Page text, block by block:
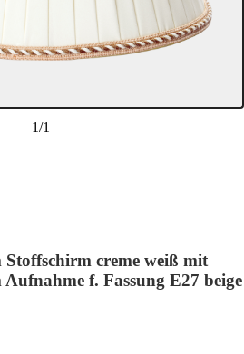
1/1
creme weiß mit
f. Fassung E27 beige